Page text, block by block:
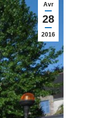
Avr
28
2016